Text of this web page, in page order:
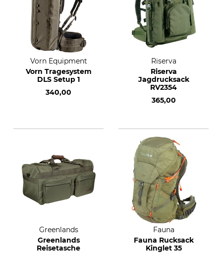
Vorn Equipment
Vorn Tragesystem
DLS Setup 1
340,00
Riserva
Riserva
Jagdrucksack
RV2354
365,00
Greenlands
Greenlands
Reisetasche
Fauna
Fauna Rucksack
Kinglet 35